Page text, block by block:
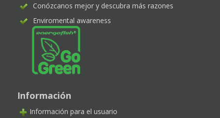
Conózcanos mejor y descubra más razones
Enviromental awareness
Información
Información para el usuario